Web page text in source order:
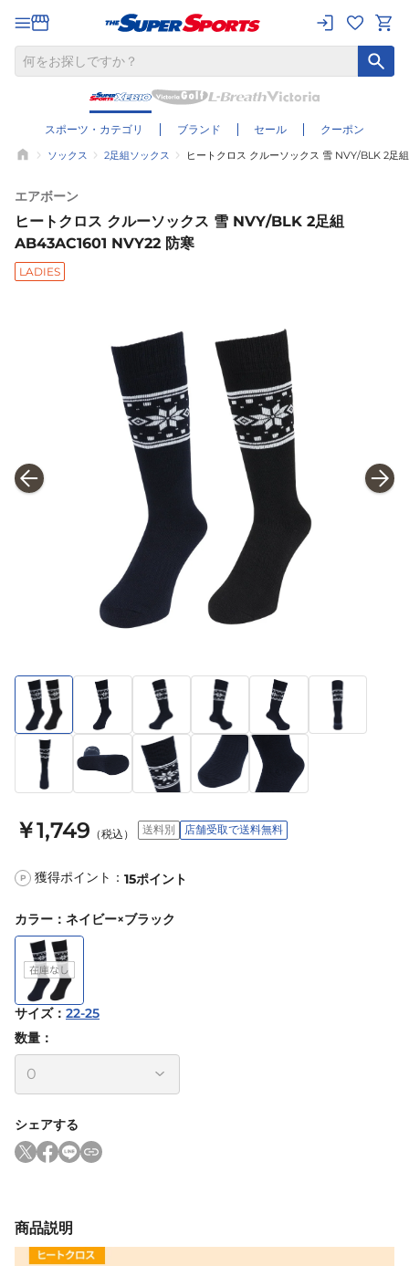
スポーツ・カテゴリ ブランド セール クーポン
ソックス 2足組ソックス ヒートクロス クルーソックス 雪 NVY/BLK 2足
エアボーン
ヒートクロス クルーソックス 雪 NVY/BLK 2足組
AB43AC1601 NVY22 防寒
LADIES
￥1,749 （税込） 送料別 店舗受取で送料無料
P 獲得ポイント： 15ポイント
カラー ： ネイビー×ブラック
サイズ： 22-25
数量：
シェアする
商品説明